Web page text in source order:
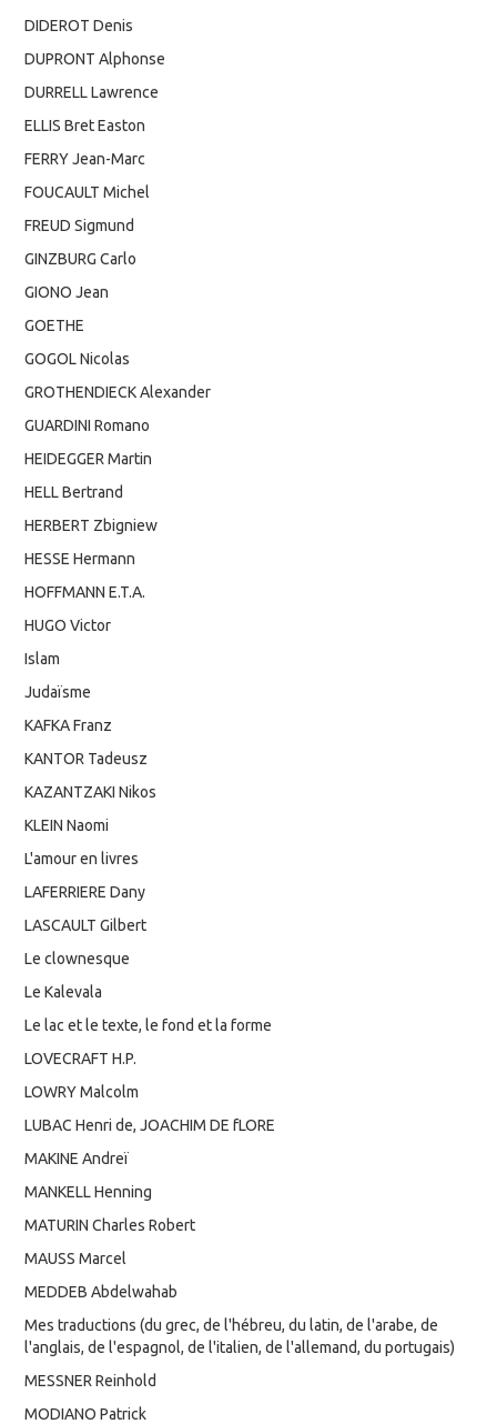
DIDEROT Denis
DUPRONT Alphonse
DURRELL Lawrence
ELLIS Bret Easton
FERRY Jean-Marc
FOUCAULT Michel
FREUD Sigmund
GINZBURG Carlo
GIONO Jean
GOETHE
GOGOL Nicolas
GROTHENDIECK Alexander
GUARDINI Romano
HEIDEGGER Martin
HELL Bertrand
HERBERT Zbigniew
HESSE Hermann
HOFFMANN E.T.A.
HUGO Victor
Islam
Judaïsme
KAFKA Franz
KANTOR Tadeusz
KAZANTZAKI Nikos
KLEIN Naomi
L'amour en livres
LAFERRIERE Dany
LASCAULT Gilbert
Le clownesque
Le Kalevala
Le lac et le texte, le fond et la forme
LOVECRAFT H.P.
LOWRY Malcolm
LUBAC Henri de, JOACHIM DE fLORE
MAKINE Andreï
MANKELL Henning
MATURIN Charles Robert
MAUSS Marcel
MEDDEB Abdelwahab
Mes traductions (du grec, de l'hébreu, du latin, de l'arabe, de
l'anglais, de l'espagnol, de l'italien, de l'allemand, du portugais)
MESSNER Reinhold
MODIANO Patrick